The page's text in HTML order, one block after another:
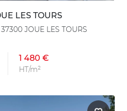
LES TOURS
JOUE LES TOURS
1 480 €
HT/m²